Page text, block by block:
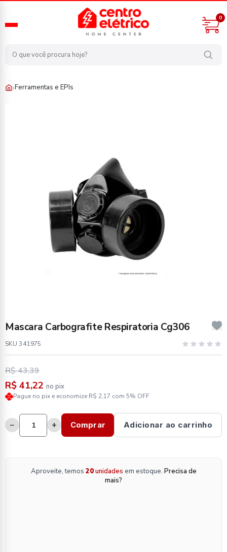
0
›Ferramentas e EPIs
Mascara Carbografite Respiratoria Cg306
SKU 341975
R$ 43,39
R$ 41,22 no pix
Pague no pix e economize R$ 2,17 com 5% OFF
− + Comprar Adicionar ao carrinho
Aproveite, temos 20unidades em estoque. Precisa de
mais?